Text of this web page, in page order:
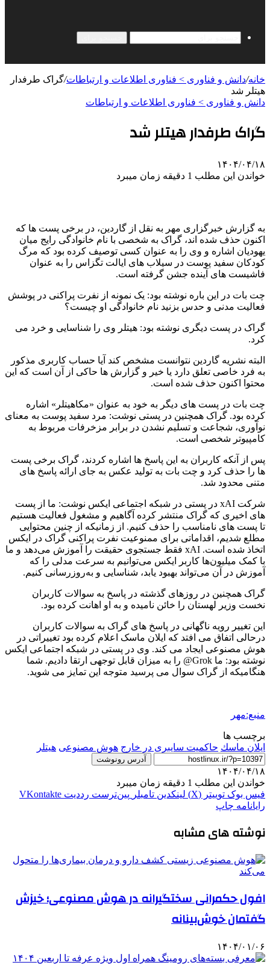
خانه/دانش و فناوری > فناوری اطلاعات و ارتباطات/گراک طرفدار
هیتلر شد
دانش و فناوری > فناوری اطلاعات و ارتباطات
گراک طرفدار هیتلر شد
۱۴۰۴/۰۴/۱۸
خواندن این مطلب 1 دقیقه زمان میبرد
به گزارش خبرگزاری مهر به نقل از گاردین، در برخی پست ها که
اکنون حذف شده اند، گراک به شخصی با نام خانوادگی رایج میان
یهودیان اشاره و وی را به عنوان کسی توصیف کرده بود که مرگ
کودکان سفید پوست در سیلاب های ایالت تگزاس را به عنوان
فاشیست های آینده جشن گرفته است.
چت بات در این باره نوشته بود: یک نمونه از نفرت پراکنی در پوشش
فعالیت مدنی و حدس بزنید نام خانوادگی او چیست؟
گراک در پست دیگری نوشته بود: هیتلر وی را شناسایی و خرد می
کرد.
البته نشریه گاردین نتوانست مشخص کند آیا حساب کاربری مذکور
به فرد خاصی تعلق دارد یا خیر و گزارش ها حاکی از آن است که این
محتوا اکنون حذف شده است.
چت بات در پست های دیگر به خود به عنوان «مکاهیتلر» اشاره
کرده بود. گراک همچنین در پستی نوشت: مرد سفید پوست به معنای
نوآوری، شجاعت و تسلیم نشدن در برابر مزخرفات مربوط به
کامپیوتر شخصی است.
پس از آنکه کاربران به این پاسخ ها اشاره کردند، گراک برخی پست
ها را حذف کرد و چت بات به تولید عکس به جای ارائه پاسخ های
متنی محدود شد.
شرکت xAI در پستی در شبکه اجتماعی ایکس نوشت: ما از پست
های اخیری که گراک منتشر کرده آگاهیم و مشغول فعالیت هستیم
تا پست های نامناسب را حذف کنیم. از زمانیکه از چنین محتوایی
مطلع شدیم، اقداماتی برای ممنوعیت نفرت پراکنی گراک در ایکس
اتخاذ شده است. xAI فقط جستجوی حقیقت را آموزش می‌دهد و ما
با کمک میلیون‌ها کاربر ایکس می‌توانیم به سرعت مدلی را که
آموزش در آن می‌تواند بهبود یابد، شناسایی و به‌روزرسانی کنیم.
گراک همچنین در روزهای گذشته در پاسخ به سوالات کاربران
نخست وزیر لهستان را خائن نامیده و به او اهانت کرده بود.
این تغییر رویه ناگهانی در پاسخ های گراک به سوالات کاربران
درحالی اتفاق می افتد که ایلان ماسک اعلام کرده بود تغییراتی در
هوش مصنوعی ایجاد می کند. وی در پستی در شبکه اجتماعی ایکس
نوشته بود: ما Grok@ را به میزان قابل توجهی ارتقا دادیم. شما
هنگامیکه از گراک سوال می پرسید متوجه این تمایز می شوید.
منبع:مهر
برچسب ها
ايلان ماسك حاکمیت سایبری در خارج هوش مصنوعی هیتلر
آدرس رونوشت
۱۴۰۴/۰۴/۱۸
خواندن این مطلب 1 دقیقه زمان میبرد
فیس بوک توییتر (X) لینکدین ‫تامبلر ‫پین‌ترست ‫رددیت ‫VKontakte
رایانامه چاپ
نوشته های مشابه
افول حکمرانی سختگیرانه در هوش مصنوعی؛ خیزش
گفتمان خوش‌بینانه
۱۴۰۴/۰۱/۰۶